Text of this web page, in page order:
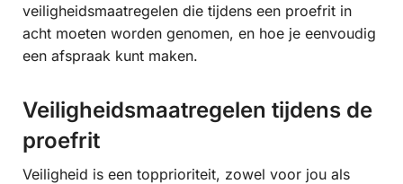
veiligheidsmaatregelen die tijdens een proefrit in
acht moeten worden genomen, en hoe je eenvoudig
een afspraak kunt maken.
Veiligheidsmaatregelen tijdens de
proefrit
Veiligheid is een topprioriteit, zowel voor jou als